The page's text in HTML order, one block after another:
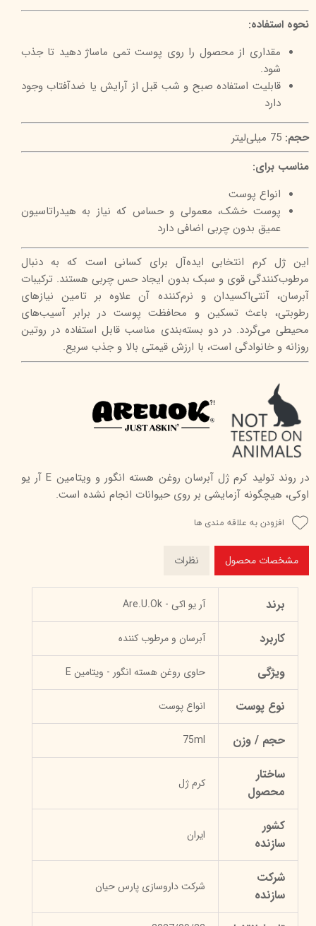
نحوه استفاده:
مقداری از محصول را روی پوست تمی ماساژ دهید تا جذب
شود.
قابلیت استفاده صبح و شب قبل از آرایش یا ضدآفتاب وجود
دارد
حجم: 75 میلی‌لیتر
مناسب برای:
انواع پوست
پوست خشک، معمولی و حساس که نیاز به هیدراتاسیون
عمیق بدون چربی اضافی دارد
این ژل کرم انتخابی ایده‌آل برای کسانی است که به دنبال
مرطوب‌کنندگی قوی و سبک بدون ایجاد حس چربی هستند. ترکیبات
آبرسان، آنتی‌اکسیدان و نرم‌کننده آن علاوه بر تامین نیازهای
رطوبتی، باعث تسکین و محافظت پوست در برابر آسیب‌های
محیطی می‌گردد. در دو بسته‌بندی مناسب قابل استفاده در روتین
روزانه و خانوادگی است، با ارزش قیمتی بالا و جذب سریع.
در روند تولید کرم ژل آبرسان روغن هسته انگور و ویتامین E آر یو
اوکی، هیچگونه آزمایشی بر روی حیوانات انجام نشده است.
افزودن به علاقه مندی ها
مشخصات محصول نظرات
برند آر یو اکی - Are.U.Ok
کاربرد آبرسان و مرطوب کننده
ویژگی حاوی روغن هسته انگور - ویتامین E
نوع پوست انواع پوست
حجم / وزن 75ml
ساختار
محصول
کرم ژل
کشور
سازنده
ایران
شرکت
سازنده
شرکت داروسازی پارس حیان